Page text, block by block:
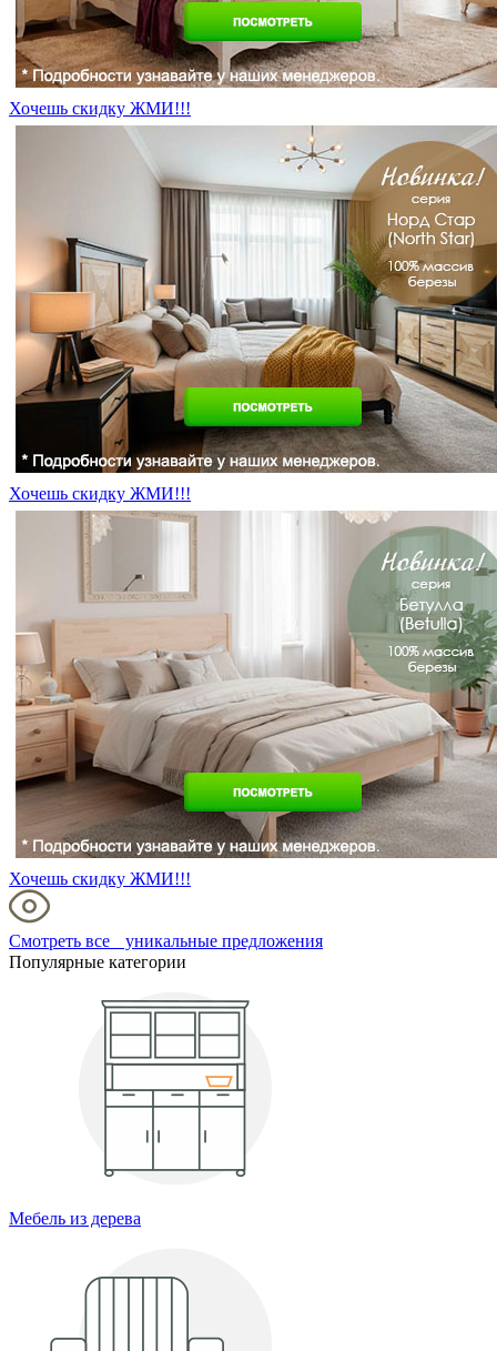
Хочешь скидку ЖМИ!!!
Хочешь скидку ЖМИ!!!
Хочешь скидку ЖМИ!!!
Смотреть все уникальные предложения
Популярные категории
Мебель из дерева